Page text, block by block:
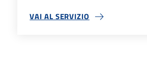
VAI AL SERVIZIO
TRASPARENZA AMMINISTRATIVA